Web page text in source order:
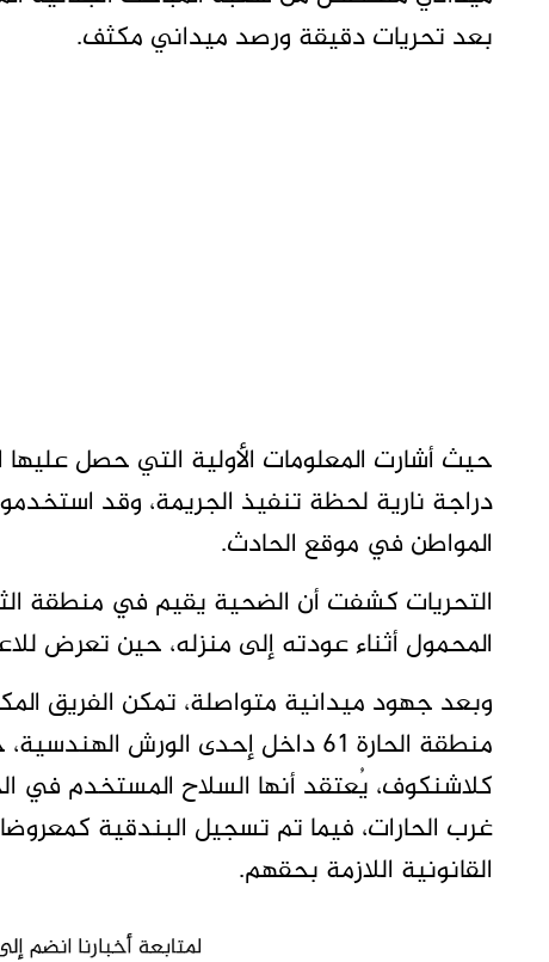
بعد تحريات دقيقة ورصد ميداني مكثف.
حيث أشارت المعلومات الأولية التي حصل عليها
دراجة نارية لحظة تنفيذ الجريمة، وقد
المواطن في موقع الحادث.
المحمول أثناء عودته إلى منزله، حين تعرض
وبعد جهود ميدانية متواصلة، تمكن الفريق
منطقة الحارة 61 داخل إحدى الورش
كلاشنكوف، يُعتقد أنها السلاح المستخدم في
غرب الحارات، فيما تم تسجيل البندقية
القانونية اللازمة بحقهم.